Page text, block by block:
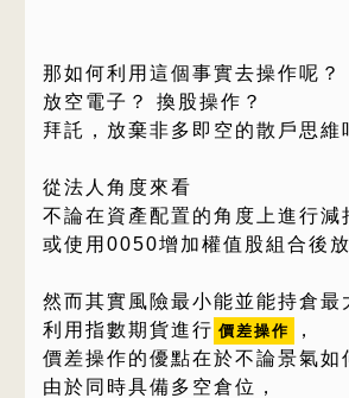
那如何利用這個事實去操作呢？
放空電子？ 換股操作？
拜託，放棄非多即空的散戶思維
從法人角度來看
不論在資產配置的角度上進行減
或使用0050增加權值股組合後
然而其實風險最小能並能持倉最
利用指數期貨進行 價差操作
，
價差操作的優點在於不論景氣
由於同時具備多空倉位，